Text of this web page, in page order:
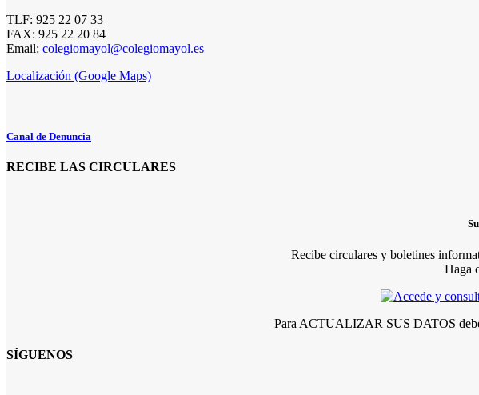
TLF: 925 22 07 33
FAX: 925 22 20 84
Email: colegiomayol@colegiomayol.es
Localización (Google Maps)
Canal de Denuncia
RECIBE LAS CIRCULARES
Recibe circulares y boletines
Haga
Para ACTUALIZAR SUS DATOS
SÍGUENOS